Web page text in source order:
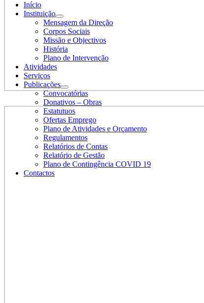
Início
Instituição
Mensagem da Direção
Corpos Sociais
Missão e Objectivos
História
Plano de Intervenção
Atividades
Serviços
Publicações
Convocatórias
Donativos – Obras
Estatutuos
Ofertas Emprego
Plano de Atividades e Orçamento
Regulamentos
Relatórios de Contas
Relatório de Gestão
Plano de Contingência COVID 19
Contactos